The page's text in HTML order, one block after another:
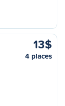
13$
4 places